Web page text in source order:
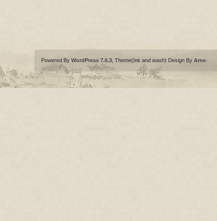
Powered By WordPress 7.0.3 , Theme(Ink and wash) Design By Arne